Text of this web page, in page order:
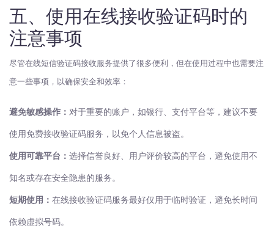
五、使用在线接收验证码时的
注意事项
尽管在线短信验证码接收服务提供了很多便利，但在使用过程中也需要注
意一些事项，以确保安全和效率：
避免敏感操作： 对于重要的账户，如银行、支付平台等，建议不要
使用免费接收验证码服务，以免个人信息被盗。
使用可靠平台： 选择信誉良好、用户评价较高的平台，避免使用不
知名或存在安全隐患的服务。
短期使用： 在线接收验证码服务最好仅用于临时验证，避免长时间
依赖虚拟号码。